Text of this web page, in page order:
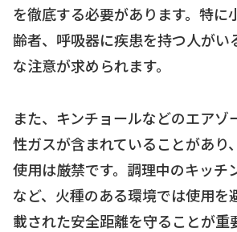
を徹底する必要があります。特に
齢者、呼吸器に疾患を持つ人がい
な注意が求められます。
また、キンチョールなどのエアゾ
性ガスが含まれていることがあり
使用は厳禁です。調理中のキッチ
など、火種のある環境では使用を
載された安全距離を守ることが重